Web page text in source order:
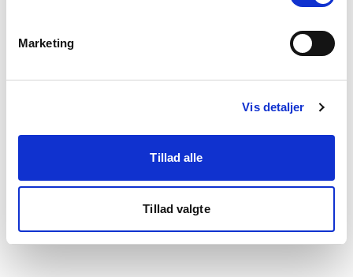
Marketing
Vis detaljer
Tillad alle
Tillad valgte